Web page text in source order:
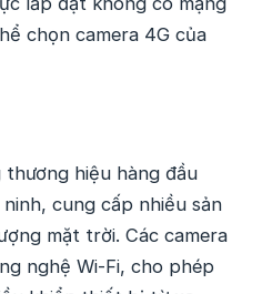
chọn camera 4G của
hiệu hàng đầu
cung cấp nhiều sản
mặt trời. Các camera
nghệ Wi-Fi, cho phép